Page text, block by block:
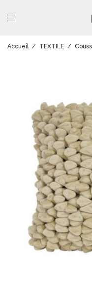
Accueil / TEXTILE /